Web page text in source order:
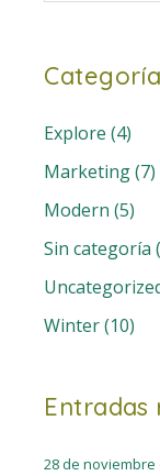
Explore (4)
Marketing(7)
Modern (5)
Sin categoría
Winter(10)
Entradas
28 de noviembre